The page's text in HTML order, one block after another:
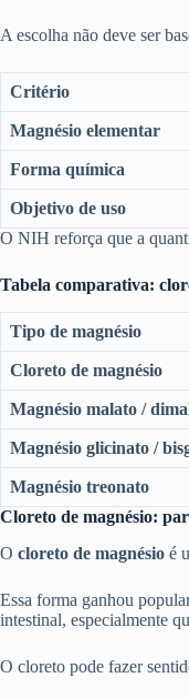
A escolha não deve ser
Critério
Magnésio elementar
Forma química
Objetivo de uso
O NIH reforça que a
Tabela comparativa:
Tipo de magnésio
Cloreto de magnésio
Magnésio malato /
Magnésio glicinato /
Magnésio treonato
Cloreto de magnésio:
O cloreto de magnésio é
Essa forma ganhou
intestinal, especialmente
O cloreto pode fazer